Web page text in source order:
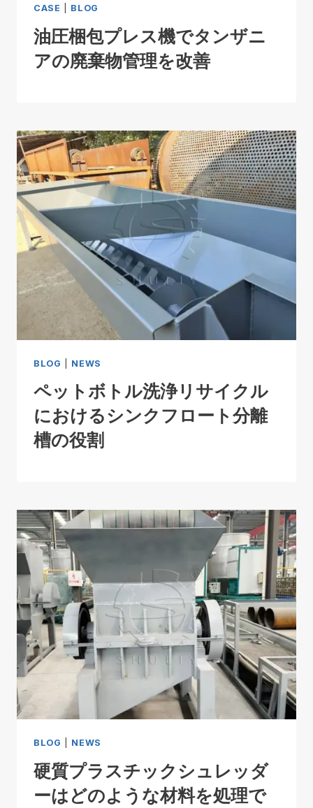
CASE BLOG
油圧梱包プレス機でタンザニ
アの廃棄物管理を改善
BLOG NEWS
ペットボトル洗浄リサイクル
におけるシンクフロート分離
槽の役割
BLOG NEWS
硬質プラスチックシュレッダ
ーはどのような材料を処理で